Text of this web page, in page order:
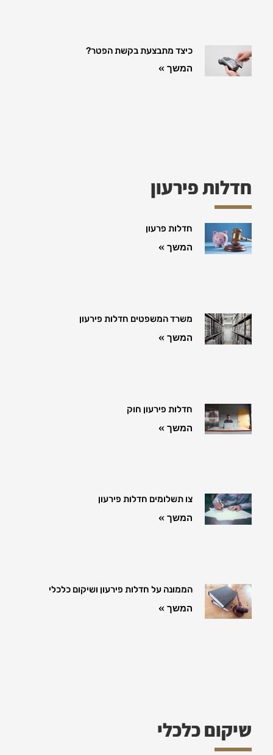
כיצד מתבצעת בקשת הפטר?
המשך »
חדלות פירעון
חדלות פרעון
המשך »
משרד המשפטים חדלות פירעון
המשך »
חדלות פירעון חוק
המשך »
צו תשלומים חדלות פירעון
המשך »
הממונה על חדלות פירעון ושיקום כלכלי
המשך »
שיקום כלכלי